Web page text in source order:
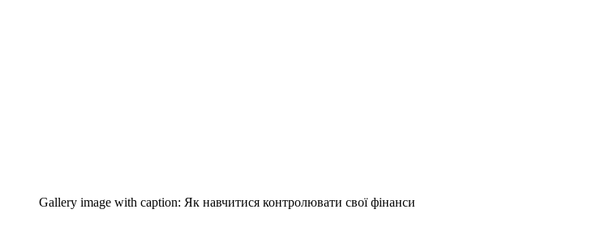
Gallery image with caption: Як навчитися контролювати свої фінанси